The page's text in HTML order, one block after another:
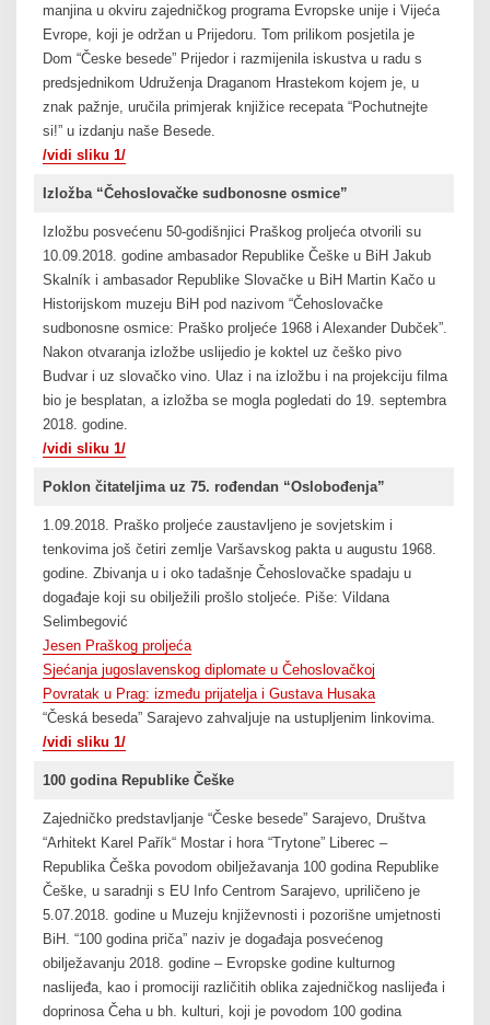
manjina u okviru zajedničkog programa Evropske unije i Vijeća
Evrope, koji je održan u Prijedoru. Tom prilikom posjetila je
Dom “Česke besede” Prijedor i razmijenila iskustva u radu s
predsjednikom Udruženja Draganom Hrastekom kojem je, u
znak pažnje, uručila primjerak knjižice recepata “Pochutnejte
si!” u izdanju naše Besede.
/vidi sliku 1/
Izložba “Čehoslovačke sudbonosne osmice”
Izložbu posvećenu 50-godišnjici Praškog proljeća otvorili su
10.09.2018. godine ambasador Republike Češke u BiH Jakub
Skalník i ambasador Republike Slovačke u BiH Martin Kačo u
Historijskom muzeju BiH pod nazivom “Čehoslovačke
sudbonosne osmice: Praško proljeće 1968 i Alexander Dubček”.
Nakon otvaranja izložbe uslijedio je koktel uz češko pivo
Budvar i uz slovačko vino. Ulaz i na izložbu i na projekciju filma
bio je besplatan, a izložba se mogla pogledati do 19. septembra
2018. godine.
/vidi sliku 1/
Poklon čitateljima uz 75. rođendan “Oslobođenja”
1.09.2018. Praško proljeće zaustavljeno je sovjetskim i
tenkovima još četiri zemlje Varšavskog pakta u augustu 1968.
godine. Zbivanja u i oko tadašnje Čehoslovačke spadaju u
događaje koji su obilježili prošlo stoljeće. Piše: Vildana
Selimbegović
Jesen Praškog proljeća
Sjećanja jugoslavenskog diplomate u Čehoslovačkoj
Povratak u Prag: između prijatelja i Gustava Husaka
“Česká beseda” Sarajevo zahvaljuje na ustupljenim linkovima.
/vidi sliku 1/
100 godina Republike Češke
Zajedničko predstavljanje “Česke besede” Sarajevo, Društva
“Arhitekt Karel Pařík“ Mostar i hora “Trytone” Liberec –
Republika Češka povodom obilježavanja 100 godina Republike
Češke, u saradnji s EU Info Centrom Sarajevo, upriličeno je
5.07.2018. godine u Muzeju književnosti i pozorišne umjetnosti
BiH. “100 godina priča” naziv je događaja posvećenog
obilježavanju 2018. godine – Evropske godine kulturnog
naslijeđa, kao i promociji različitih oblika zajedničkog naslijeđa i
doprinosa Čeha u bh. kulturi, koji je povodom 100 godina